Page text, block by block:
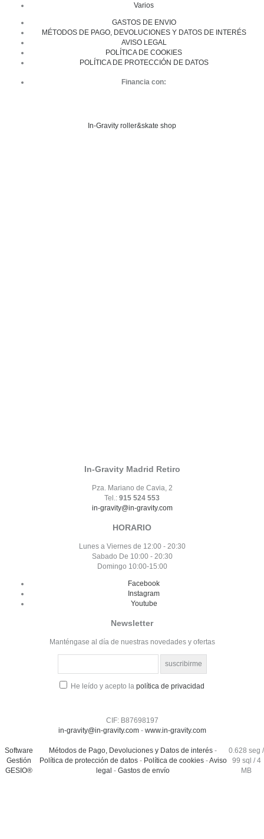
Varios
GASTOS DE ENVIO
MÉTODOS DE PAGO, DEVOLUCIONES Y DATOS DE INTERÉS
AVISO LEGAL
POLÍTICA DE COOKIES
POLÍTICA DE PROTECCIÓN DE DATOS
Financia con:
In-Gravity roller&skate shop
In-Gravity Madrid Retiro
Pza. Mariano de Cavia, 2
Tel.: 915 524 553
in-gravity@in-gravity.com
HORARIO
Lunes a Viernes de 12:00 - 20:30
Sabado De 10:00 - 20:30
Domingo 10:00-15:00
Facebook
Instagram
Youtube
Newsletter
Manténgase al día de nuestras novedades y ofertas
He leído y acepto la política de privacidad
CIF: B87698197
in-gravity@in-gravity.com- www.in-gravity.com
Software
Gestión
GESIO®
Métodos de Pago, Devoluciones y Datos de interés -
Política de protección de datos- Política de cookies-Aviso
legal - Gastos de envío
0.628 seg /
99 sql / 4
MB